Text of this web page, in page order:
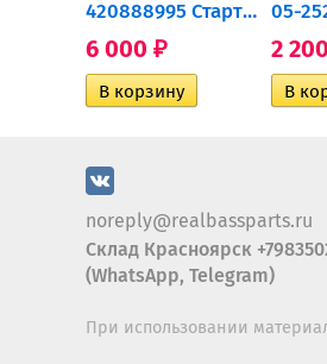
420888995 Стартер для...
6 000 ₽ 2 200
noreply@realbassparts.ru
Склад Красноярск
(WhatsApp, Telegram)
При использовании